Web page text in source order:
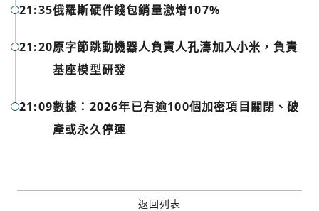
21:35俄羅斯硬件錢包銷量激增107%
21:20原字節跳動機器人負責人孔濤加入小米，負責
基座模型研發
21:09數據：2026年已有逾100個加密項目關閉、破
產或永久停運
返回列表
今日熱門
Email
繼續表示您已同意
今日熱門